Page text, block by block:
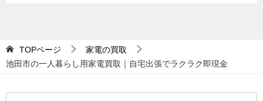
TOPページ
家電の買取
池田市の一人暮らし用家電買取｜自宅出張でラクラク即現金